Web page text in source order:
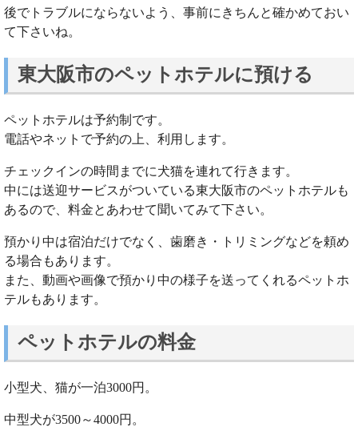
後でトラブルにならないよう、事前にきちんと確かめておい
て下さいね。
東大阪市のペットホテルに預ける
ペットホテルは予約制です。
電話やネットで予約の上、利用します。
チェックインの時間までに犬猫を連れて行きます。
中には送迎サービスがついている東大阪市のペットホテルも
あるので、料金とあわせて聞いてみて下さい。
預かり中は宿泊だけでなく、歯磨き・トリミングなどを頼め
る場合もあります。
また、動画や画像で預かり中の様子を送ってくれるペットホ
テルもあります。
ペットホテルの料金
小型犬、猫が一泊3000円。
中型犬が3500～4000円。